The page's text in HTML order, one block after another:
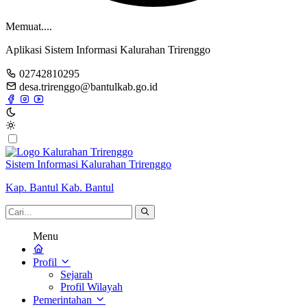
Memuat....
Aplikasi Sistem Informasi Kalurahan Trirenggo
02742810295
desa.trirenggo@bantulkab.go.id
Sistem Informasi Kalurahan Trirenggo
Kap. Bantul Kab. Bantul
Menu
Profil
Sejarah
Profil Wilayah
Pemerintahan